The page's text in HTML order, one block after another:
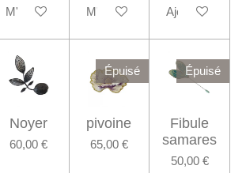
M'avertir si disponibleM'avertir si disponible
Ajouter au
Noyer
60,00 €
Épuisé
pivoine
65,00 €
Épuisé
Fibule
samares
50,00 €